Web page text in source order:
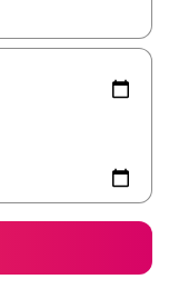
navega con las